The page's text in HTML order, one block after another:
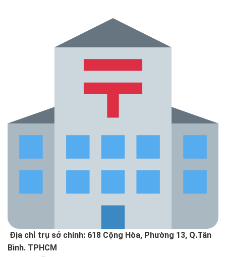
Địa chỉ trụ sở chính: 618 Cộng Hòa, Phường 13, Q.Tân
Bình. TPHCM